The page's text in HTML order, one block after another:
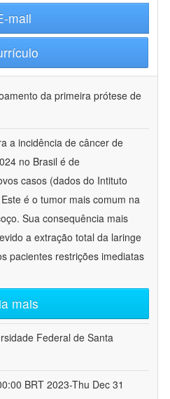
mail
da primeira prótese de
a incidência de câncer de
no Brasil é de
casos (dados do Intituto
é o tumor mais comum na
Sua consequência mais
a extração total da laringe
pacientes restrições imediatas
mais
Federal de Santa
BRT 2023-Thu Dec 31